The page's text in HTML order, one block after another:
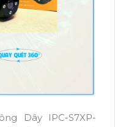
Dây IPC-S7XP-